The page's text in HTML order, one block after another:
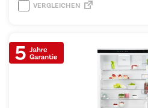
VERGLEICHEN